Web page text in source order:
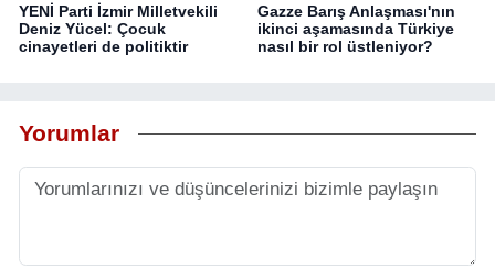
YENİ Parti İzmir Milletvekili
Deniz Yücel: Çocuk
cinayetleri de politiktir
Gazze Barış Anlaşması'nın
ikinci aşamasında Türkiye
nasıl bir rol üstleniyor?
Yorumlar